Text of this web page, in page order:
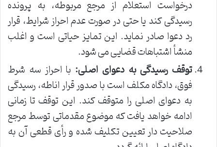
درخواست استعلام از مرجع مربوطه، به پرونده
رسیدگی کند یا حتی در صورت عدم احراز شرایط، قرار
رد دعوا صادر نماید. این تمایز حیاتی است و اغلب
منشأ اشتباهات قضایی می شود.
توقف رسیدگی به دعوای اصلی: با احراز سه شرط
فوق، دادگاه مکلف است با صدور قرار اناطه، رسیدگی
به دعوای اصلی را متوقف کند. این توقف تا زمانی
ادامه خواهد یافت که موضوع مقدماتی توسط مرجع
صلاحیت دار تعیین تکلیف شده و رأی قطعی آن به